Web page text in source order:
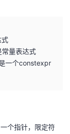
量表达式
一个constexpr
个指针，限定符